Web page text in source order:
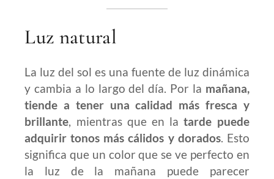
Luz natural
La luz del sol es una fuente de luz dinámica
y cambia a lo largo del día. Por la mañana,
tiende a tener una calidad más fresca y
brillante, mientras que en latarde puede
adquirir tonos más cálidos y dorados. Esto
significa que un color que se ve perfecto en
la luz de la mañana puede parecer